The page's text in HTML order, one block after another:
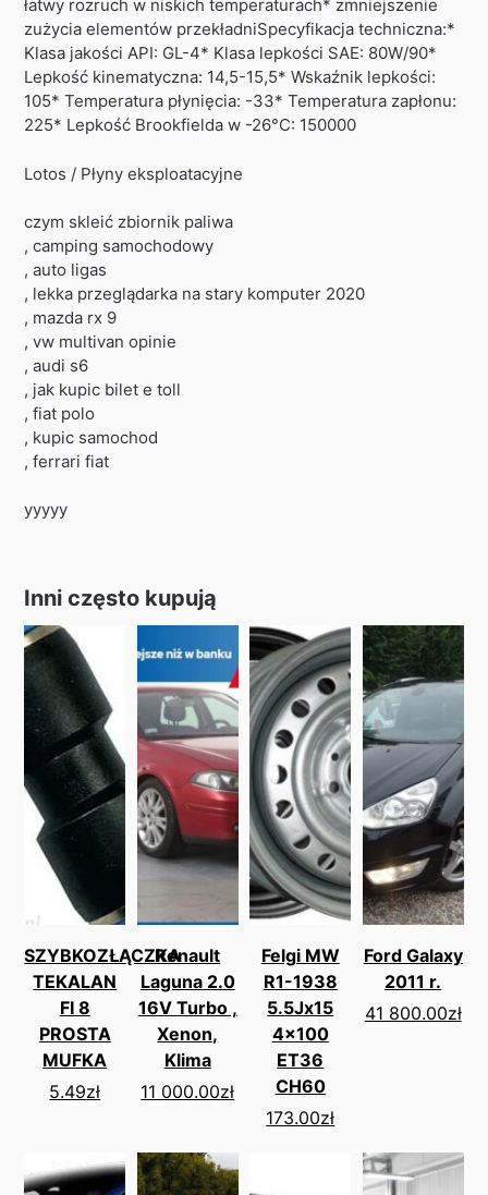
łatwy rozruch w niskich temperaturach* zmniejszenie
zużycia elementów przekładniSpecyfikacja techniczna:*
Klasa jakości API: GL-4* Klasa lepkości SAE: 80W/90*
Lepkość kinematyczna: 14,5-15,5* Wskaźnik lepkości:
105* Temperatura płynięcia: -33* Temperatura zapłonu:
225* Lepkość Brookfielda w -26°C: 150000
Lotos / Płyny eksploatacyjne
czym skleić zbiornik paliwa
, camping samochodowy
, auto ligas
, lekka przeglądarka na stary komputer 2020
, mazda rx 9
, vw multivan opinie
, audi s6
, jak kupic bilet e toll
, fiat polo
, kupic samochod
, ferrari fiat
yyyyy
Inni często kupują
SZYBKOZŁĄCZKA
TEKALAN
FI 8
PROSTA
MUFKA
5.49zł
Renault
Laguna 2.0
16V Turbo ,
Xenon,
Klima
11 000.00zł
Felgi MW
R1-1938
5.5Jx15
4x100
ET36
CH60
173.00zł
Ford Galaxy
2011 r.
41 800.00zł